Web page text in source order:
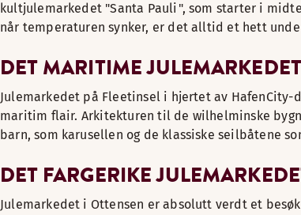
kultjulemarkedet "Santa Pauli", som starter i
når temperaturen synker, er det alltid et hett
DET MARITIME JULEMARKEDET
Julemarkedet på Fleetinsel i hjertet av
maritim flair. Arkitekturen til de wilhelminske
barn, som karusellen og de klassiske seilbåtene
DET FARGERIKE
Julemarkedet i Ottensen er absolutt verdt et